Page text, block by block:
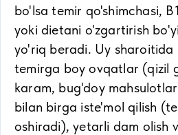
bo'lsa temir qo'shimchasi,
yoki dietani o'zgartirish
yo'riq beradi. Uy sharoitida
temirga boy ovqatlar (qizil
karam, bug'doy
bilan birga iste'mol qilish
oshiradi), yetarli dam olish